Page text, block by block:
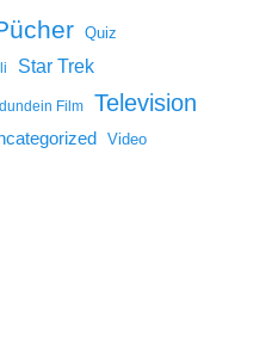
Quiz
Star Trek
Film Television
Video